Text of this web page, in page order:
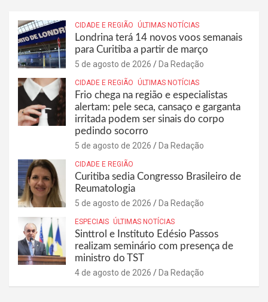
CIDADE E REGIÃO ÚLTIMAS NOTÍCIAS
Londrina terá 14 novos voos semanais
para Curitiba a partir de março
5 de agosto de 2026 Da Redação
CIDADE E REGIÃO ÚLTIMAS NOTÍCIAS
Frio chega na região e especialistas
alertam: pele seca, cansaço e garganta
irritada podem ser sinais do corpo
pedindo socorro
5 de agosto de 2026 Da Redação
CIDADE E REGIÃO
Curitiba sedia Congresso Brasileiro de
Reumatologia
5 de agosto de 2026 Da Redação
ESPECIAIS ÚLTIMAS NOTÍCIAS
Sinttrol e Instituto Edésio Passos
realizam seminário com presença de
ministro do TST
4 de agosto de 2026 Da Redação